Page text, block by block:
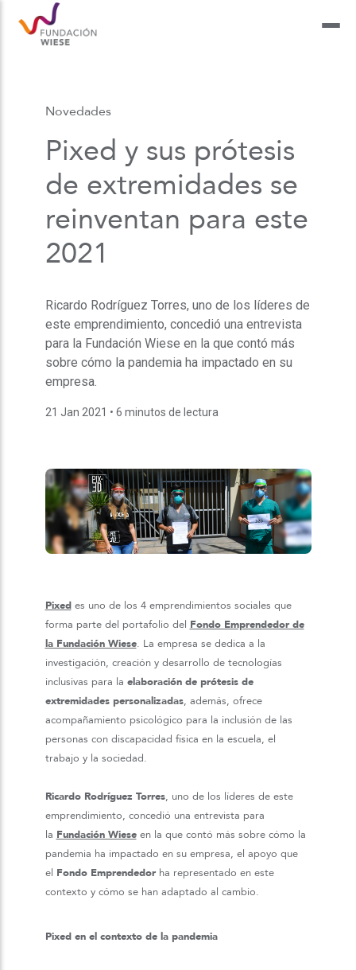
Novedades
Pixed y sus prótesis
de extremidades se
reinventan para este
2021
Ricardo Rodríguez Torres, uno de los líderes de
este emprendimiento, concedió una entrevista
para la Fundación Wiese en la que contó más
sobre cómo la pandemia ha impactado en su
empresa.
21 Jan 2021 • 6 minutos de lectura
Pixedes uno de los 4 emprendimientos sociales que
forma parte del portafolio del Fondo Emprendedor de
la Fundación Wiese. La empresa se dedica a la
investigación, creación y desarrollo de tecnologías
inclusivas para la elaboración de prótesis de
extremidades personalizadas, además, ofrece
acompañamiento psicológico para la inclusión de las
personas con discapacidad física en la escuela, el
trabajo y la sociedad.
Ricardo Rodríguez Torres, uno de los líderes de este
emprendimiento, concedió una entrevista para
la Fundación Wieseen la que contó más sobre cómo la
pandemia ha impactado en su empresa, el apoyo que
el Fondo Emprendedorha representado en este
contexto y cómo se han adaptado al cambio.
Pixed en el contexto de la pandemia